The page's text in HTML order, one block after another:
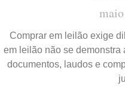
Comprar em leilão exige
em leilão não se
documentos, laudos e